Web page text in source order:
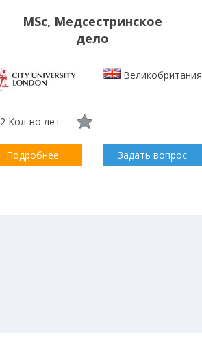
MSc, Медсестринское
дело
Великобритания
2 Кол-во лет
Подробнее Задать вопрос